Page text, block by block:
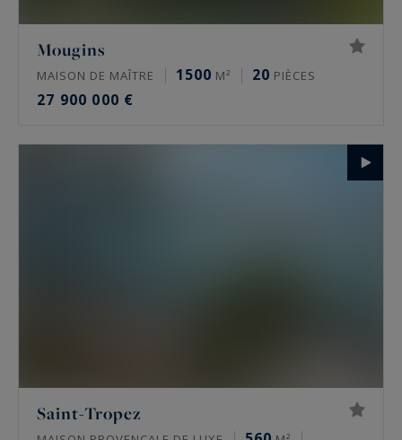
Mougins
MAISON DE MAÎTRE 1500 M² 20 PIÈCES
27 900 000 €
Saint-Tropez